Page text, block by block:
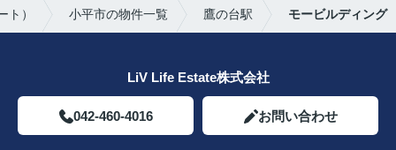
） 小平市の物件一覧 鷹の台駅 モービルディング
LiV Life Estate株式会社
042-460-4016 お問い合わせ